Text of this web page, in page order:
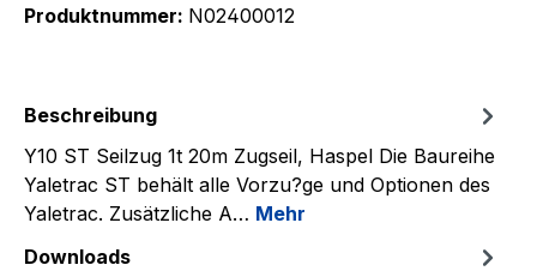
Produktnummer: N02400012
Beschreibung
Y10 ST Seilzug 1t 20m Zugseil, Haspel Die Baureihe
Yaletrac ST behält alle Vorzu?ge und Optionen des
Yaletrac. Zusätzliche A… Mehr
Downloads